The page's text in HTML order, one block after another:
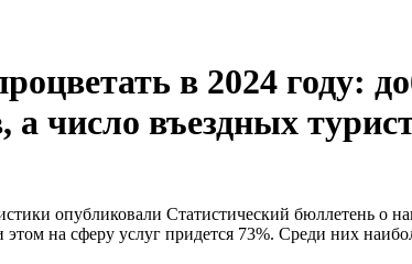
в 2024 году:
число въездных
опубликовали Статистический бюллетень о
на сферу услуг придется 73%. Среди них